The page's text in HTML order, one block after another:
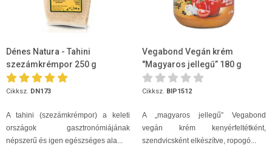
Dénes Natura - Tahini
szezámkrémpor 250 g
Cikksz. DN173
A tahini (szezámkrémpor) a keleti
országok gasztronómiájának
népszerű és igen egészséges ala...
Vegabond Vegán krém
"Magyaros jellegű” 180 g
Cikksz. BIP1512
A „magyaros jellegű” Vegabond
vegán krém kenyérfeltétként,
szendvicsként elkészítve, ropogó...